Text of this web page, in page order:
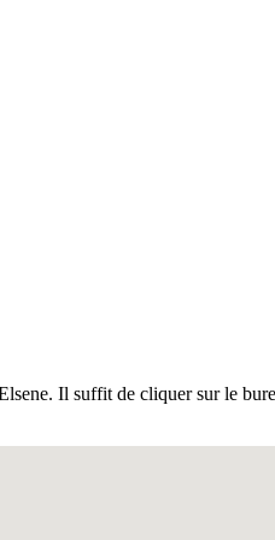
Il suffit de cliquer sur le